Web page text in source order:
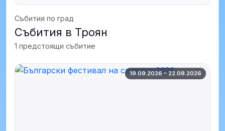
Събития по град
Събития в Троян
1 предстоящи събитие
19.09.2026 – 22.09.2026